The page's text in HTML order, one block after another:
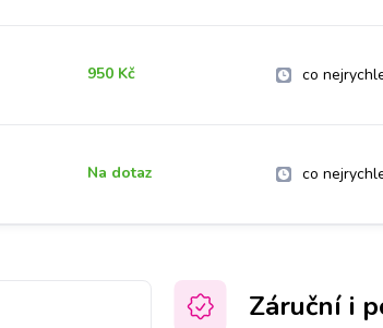
950 Kč co
Na dotaz co
Záruční i